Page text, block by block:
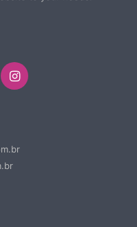
Instagram